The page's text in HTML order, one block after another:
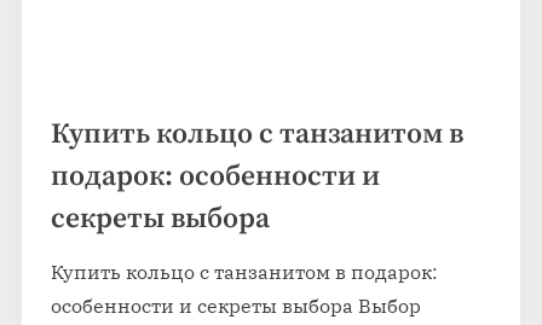
Купить кольцо с танзанитом в
подарок: особенности и
секреты выбора
Купить кольцо с танзанитом в подарок:
особенности и секреты выбора Выбор